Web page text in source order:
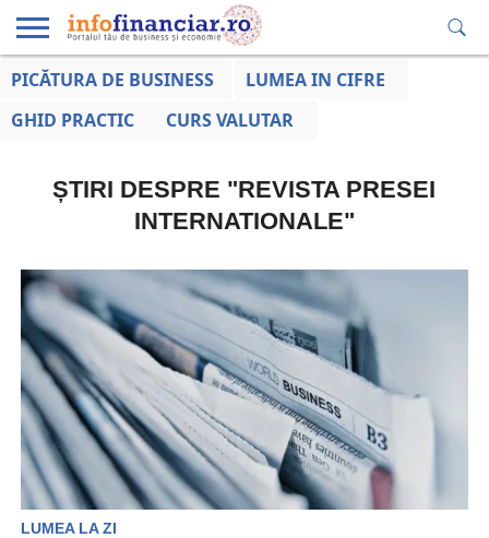
EDUCAȚIE
LA ZI
AFACERILOR
PICĂTURA DE BUSINESS
LUMEA IN CIFRE
GHID PRACTIC
CURS VALUTAR
ȘTIRI DESPRE "REVISTA PRESEI
INTERNATIONALE"
LUMEA LA ZI